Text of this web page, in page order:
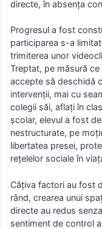
directe, în absența
Progresul a fost
participarea s-a
trimiterea unor
Treptat, pe măsură
accepte să deschidă
intervenții, mai cu
colegii săi, aflați în
școlar, elevul a fost
nestructurate, pe
libertatea presei,
rețelelor sociale în
Câțiva factori au fost
rând, crearea unui
directe au redus
sentiment de control